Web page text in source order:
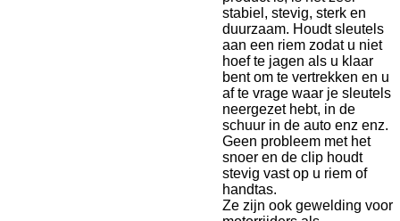
stabiel, stevig, sterk en
duurzaam. Houdt sleutels
aan een riem zodat u niet
hoef te jagen als u klaar
bent om te vertrekken en u
af te vrage waar je sleutels
neergezet hebt, in de
schuur in de auto enz enz.
Geen probleem met het
snoer en de clip houdt
stevig vast op u riem of
handtas.
Ze zijn ook gewelding voor